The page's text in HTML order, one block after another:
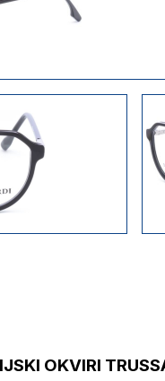
OKVIRI